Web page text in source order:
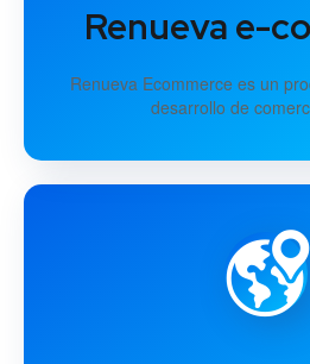
Renueva e-
Renueva Ecommerce es un
desarrollo de